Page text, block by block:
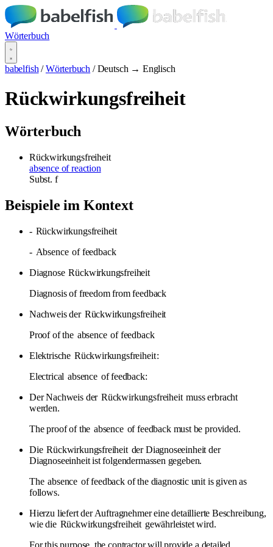
Wörterbuch
babelfish / Wörterbuch / Deutsch → Englisch
Rückwirkungsfreiheit
Wörterbuch
Rückwirkungsfreiheit
absence of reaction
Subst. f
Beispiele im Kontext
- Rückwirkungsfreiheit
- Absence of feedback
Diagnose Rückwirkungsfreiheit
Diagnosis of freedom from feedback
Nachweis der Rückwirkungsfreiheit
Proof of the absence of feedback
Elektrische Rückwirkungsfreiheit:
Electrical absence of feedback:
Der Nachweis der Rückwirkungsfreiheit muss erbracht
werden.
The proof of the absence of feedback must be provided.
Die Rückwirkungsfreiheit der Diagnoseeinheit der
Diagnoseeinheit ist folgendermassen gegeben.
The absence of feedback of the diagnostic unit is given as
follows.
Hierzu liefert der Auftragnehmer eine detaillierte Beschreibung,
wie die Rückwirkungsfreiheit gewährleistet wird.
For this purpose, the contractor will provide a detailed